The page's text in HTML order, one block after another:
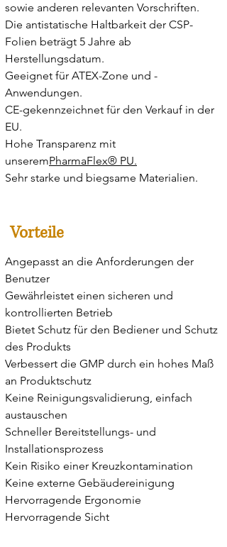
sowie anderen relevanten Vorschriften.
Die antistatische Haltbarkeit der CSP-
Folien beträgt 5 Jahre ab
Herstellungsdatum.
Geeignet für ATEX-Zone und -
Anwendungen.
CE-gekennzeichnet für den Verkauf in der
EU.
Hohe Transparenz mit
unseremPharmaFlex® PU.
Sehr starke und biegsame Materialien.
Vorteile
Angepasst an die Anforderungen der
Benutzer
Gewährleistet einen sicheren und
kontrollierten Betrieb
Bietet Schutz für den Bediener und Schutz
des Produkts
Verbessert die GMP durch ein hohes Maß
an Produktschutz
Keine Reinigungsvalidierung, einfach
austauschen
Schneller Bereitstellungs- und
Installationsprozess
Kein Risiko einer Kreuzkontamination
Keine externe Gebäudereinigung
Hervorragende Ergonomie
Hervorragende Sicht